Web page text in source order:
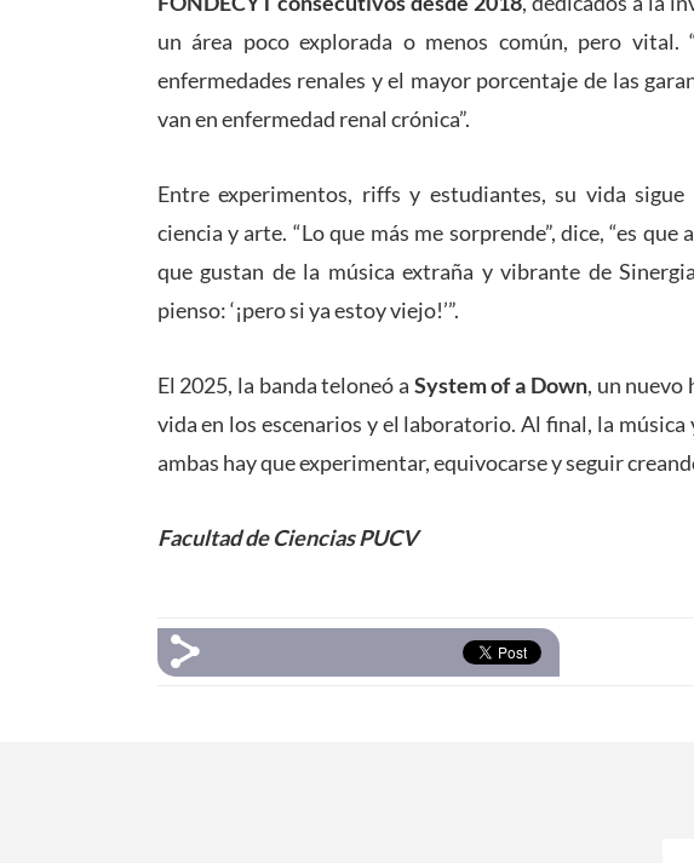
un área poco explorada o menos común, pero
enfermedades renales y el mayor porcentaje de las
van en enfermedad renal crónica”.
Entre experimentos, riffs y estudiantes, su vida
ciencia y arte. “Lo que más me sorprende”, dice, “es
que gustan de la música extraña y vibrante de
pienso: ‘¡pero si ya estoy viejo!’”.
El 2025, la banda teloneó a System of a Down, un nuevo
vida en los escenarios y el laboratorio. Al final, la música
ambas hay que experimentar, equivocarse y seguir
Facultad de Ciencias PUCV